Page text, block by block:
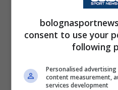
Decisamente meno
Remo Freuler, che, a
ripensamenti,
sempre Casteldebole.
consent to use your
following
Personalised
content measurement,
services development